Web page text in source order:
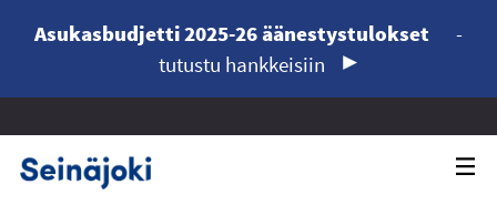
Asukasbudjetti 2025-26 äänestystulokset
-
tutustu hankkeisiin